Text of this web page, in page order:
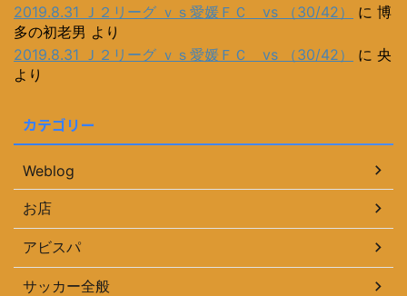
2019.8.31 Ｊ２リーグ ｖｓ愛媛ＦＣ vs （30/42）
に 博
多の初老男 より
2019.8.31 Ｊ２リーグ ｖｓ愛媛ＦＣ vs （30/42）
に 央
より
カテゴリー
Weblog
お店
アビスパ
サッカー全般